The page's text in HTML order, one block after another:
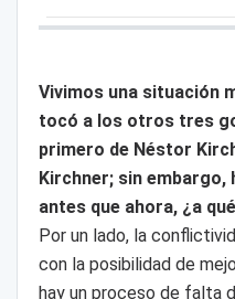
Vivimos una situación
tocó a los otros tres
primero de Néstor
Kirchner; sin
antes que ahora, ¿a
Por un lado, la
con la posibilidad de
hay un proceso de falta